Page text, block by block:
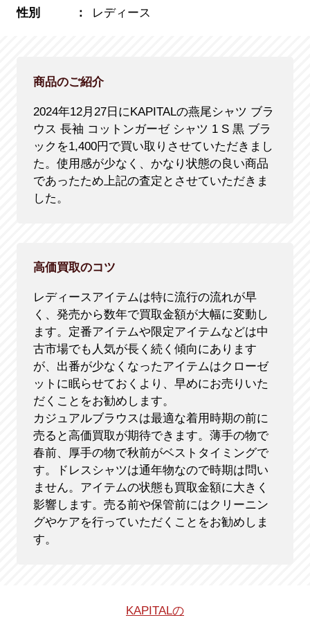
性別
レディース
商品のご紹介
2024年12月27日にKAPITALの燕尾シャツ ブラ
ウス 長袖 コットンガーゼ シャツ 1 S 黒 ブラ
ックを1,400円で買い取りさせていただきまし
た。使用感が少なく、かなり状態の良い商品
であったため上記の査定とさせていただきま
した。
高価買取のコツ
レディースアイテムは特に流行の流れが早
く、発売から数年で買取金額が大幅に変動し
ます。定番アイテムや限定アイテムなどは中
古市場でも人気が長く続く傾向にあります
が、出番が少なくなったアイテムはクローゼ
ットに眠らせておくより、早めにお売りいた
だくことをお勧めします。
カジュアルブラウスは最適な着用時期の前に
売ると高価買取が期待できます。薄手の物で
春前、厚手の物で秋前がベストタイミングで
す。ドレスシャツは通年物なので時期は問い
ません。アイテムの状態も買取金額に大きく
影響します。売る前や保管前にはクリーニン
グやケアを行っていただくことをお勧めしま
す。
KAPITALの